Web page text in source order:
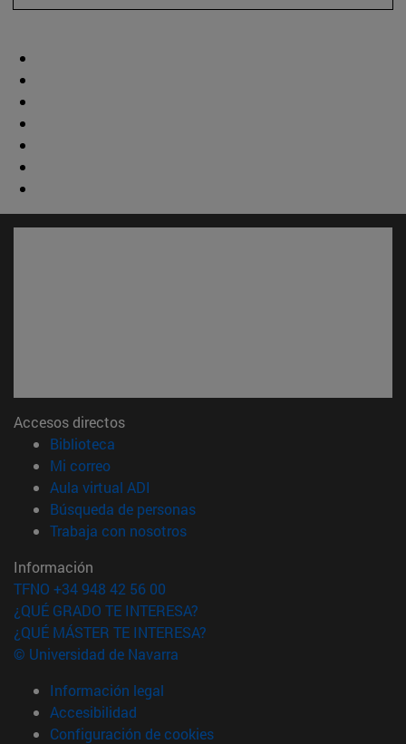
Accesos directos
Biblioteca
Mi correo(abre en nueva ventana)
Aula virtual ADI
Búsqueda de personas(abre en nueva ventana)
Trabaja con nosotros(abre en nueva ventana)
Información
TFNO +34 948 42 56 00
¿QUÉ GRADO TE INTERESA?
¿QUÉ MÁSTER TE INTERESA?
© Universidad de Navarra
Información legal
Accesibilidad
Configuración de cookies